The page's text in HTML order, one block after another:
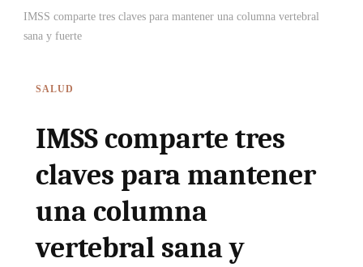
IMSS comparte tres claves para mantener una columna vertebral
sana y fuerte
SALUD
IMSS comparte tres
claves para mantener
una columna
vertebral sana y